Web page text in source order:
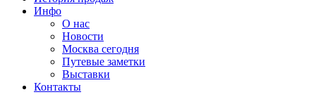
Инфо
О нас
Новости
Москва сегодня
Путевые заметки
Выставки
Контакты